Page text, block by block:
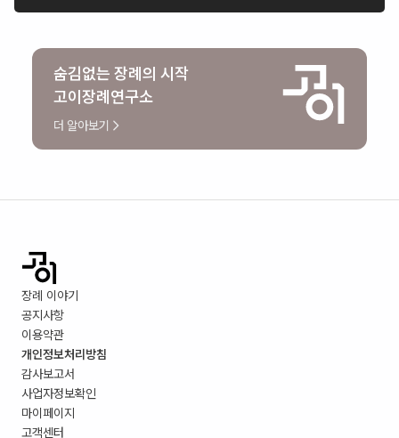
숨김없는 장례의 시작
고이장례연구소
더 알아보기
장례 이야기
공지사항
이용약관
개인정보처리방침
감사보고서
사업자정보확인
마이페이지
고객센터